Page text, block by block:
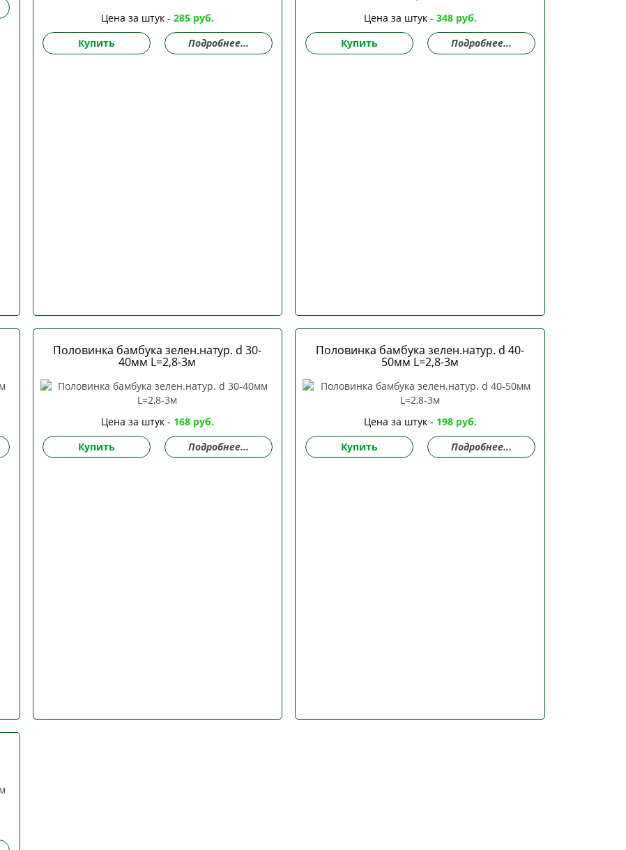
Цена за штук - 285 руб.
Купить
Подробнее...
Цена за штук - 348 руб.
Купить
Подробнее...
Половинка бамбука зелен.натур. d 30-
40мм L=2,8-3м
Цена за штук - 168 руб.
Купить
Подробнее...
Половинка бамбука зелен.натур. d 40-
50мм L=2,8-3м
Цена за штук - 198 руб.
Купить
Подробнее...